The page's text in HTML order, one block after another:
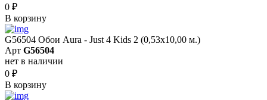
0 ₽
В корзину
G56504 Обои Aura - Just 4 Kids 2 (0,53х10,00 м.)
Арт G56504
нет в наличии
0 ₽
В корзину